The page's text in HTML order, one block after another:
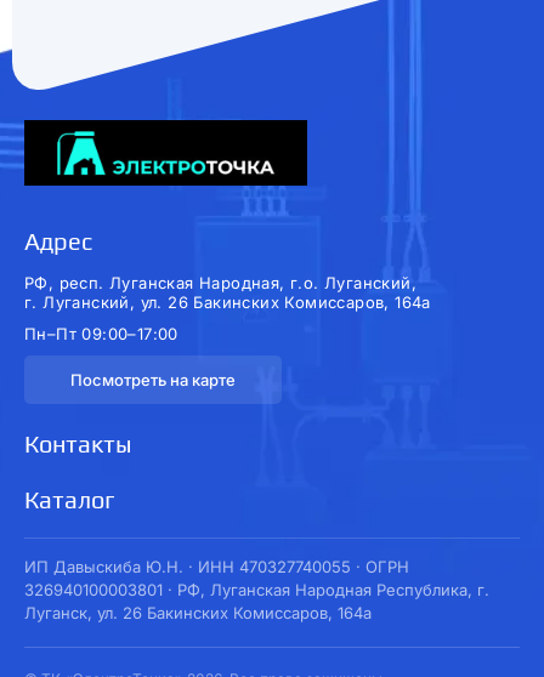
Адрес
РФ, респ. Луганская Народная, г.о. Луганский,
г. Луганский, ул. 26 Бакинских Комиссаров, 164а
Пн–Пт 09:00–17:00
Посмотреть на карте
Каталог
Контакты
ИП Давыскиба Ю.Н. · ИНН 470327740055 · ОГРН
326940100003801 · РФ, Луганская Народная Республика, г.
Луганск, ул. 26 Бакинских Комиссаров, 164а